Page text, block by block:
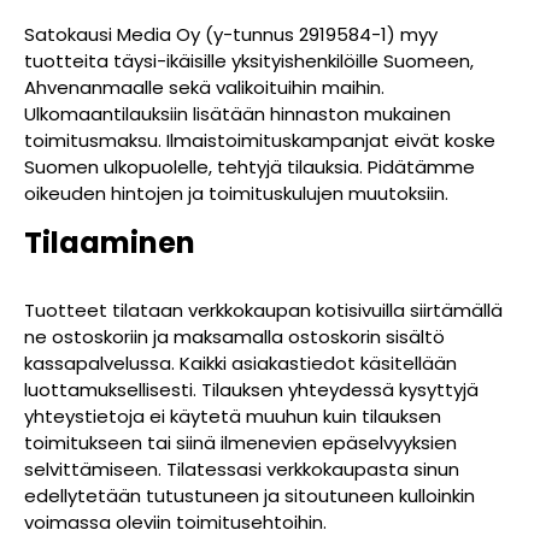
Satokausi Media Oy (y-tunnus 2919584-1) myy
tuotteita täysi-ikäisille yksityishenkilöille Suomeen,
Ahvenanmaalle sekä valikoituihin maihin.
Ulkomaantilauksiin lisätään hinnaston mukainen
toimitusmaksu. Ilmaistoimituskampanjat eivät koske
Suomen ulkopuolelle, tehtyjä tilauksia. Pidätämme
oikeuden hintojen ja toimituskulujen muutoksiin.
Tilaaminen
Tuotteet tilataan verkkokaupan kotisivuilla siirtämällä
ne ostoskoriin ja maksamalla ostoskorin sisältö
kassapalvelussa. Kaikki asiakastiedot käsitellään
luottamuksellisesti. Tilauksen yhteydessä kysyttyjä
yhteystietoja ei käytetä muuhun kuin tilauksen
toimitukseen tai siinä ilmenevien epäselvyyksien
selvittämiseen. Tilatessasi verkkokaupasta sinun
edellytetään tutustuneen ja sitoutuneen kulloinkin
voimassa oleviin toimitusehtoihin.